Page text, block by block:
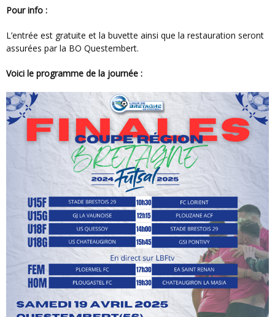
Pour info :
L’entrée est gratuite et la buvette ainsi que la restauration seront
assurées par la BO Questembert.
Voici le programme de la journée :